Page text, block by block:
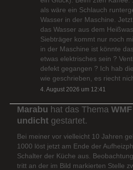
als wäre ein Schlauch
Wasser in der Maschine.
das Wasser aus dem
Siebträger kommt nur noch
in der Maschine ist könnte
etwas elektrisches sein ?
defekt gegangen ? Ich hab
wie geschrieben, es riecht
4. August 2026 um 12:41
Marabu hat das Thema
undicht gestartet.
Bei meiner vor vielleicht 10 Jahren
1000 löst jetzt am Ende der
Schalter der Küche aus.
tritt an der im Bild markierten Stelle